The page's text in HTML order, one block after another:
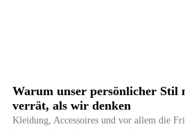
Warum unser persönlicher Stil
verrät, als wir denken
Kleidung, Accessoires und vor allem die